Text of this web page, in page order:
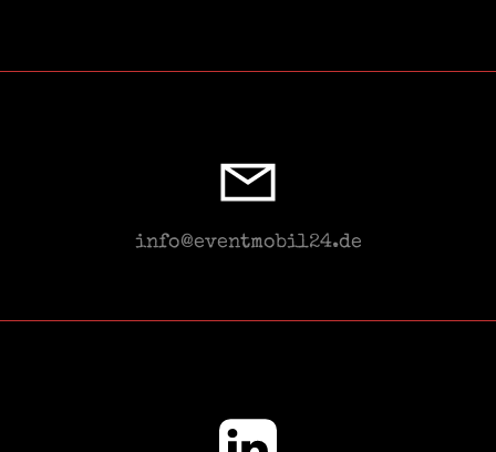
info@eventmobil24.de